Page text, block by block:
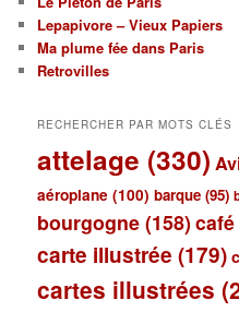
Lepapivore – Vieux Papiers
Ma plume fée dans Paris
Retrovilles
RECHERCHER PAR MOTS CLÉS
attelage (330)
aéroplane (100) barque (95)
bourgogne (158) café
carte illustrée (179)
cartes illustrées